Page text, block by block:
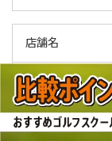
店舗名
URL
TEL